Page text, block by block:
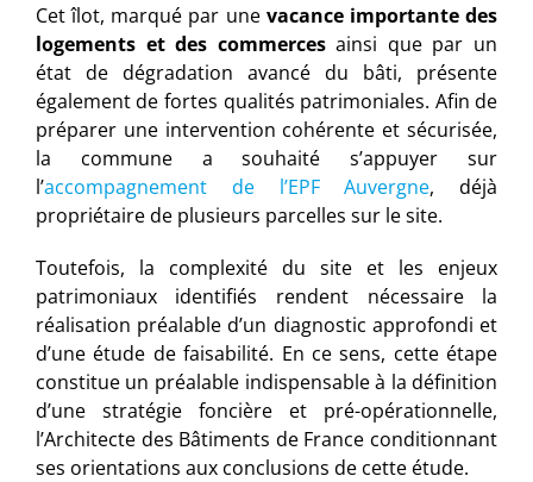
Cet îlot, marqué par une vacance importante des
logements et des commercesainsi que par un
état de dégradation avancé du bâti, présente
également de fortes qualités patrimoniales. Afin de
préparer une intervention cohérente et sécurisée,
la commune a souhaité s’appuyer sur
l’accompagnement de l’EPF Auvergne, déjà
propriétaire de plusieurs parcelles sur le site.
Toutefois, la complexité du site et les enjeux
patrimoniaux identifiés rendent nécessaire la
réalisation préalable d’un diagnostic approfondi et
d’une étude de faisabilité. En ce sens, cette étape
constitue un préalable indispensable à la définition
d’une stratégie foncière et pré-opérationnelle,
l’Architecte des Bâtiments de France conditionnant
ses orientations aux conclusions de cette étude.